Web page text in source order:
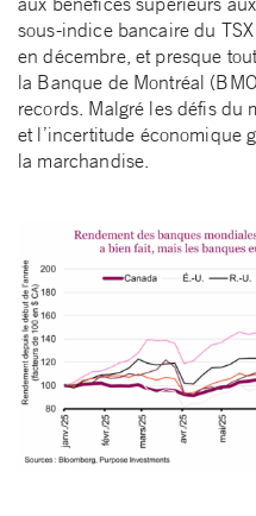
sous-indice bancaire du
en décembre, et presque
la Banque de Montréal
records. Malgré les défis du
et l’incertitude économique
la marchandise.